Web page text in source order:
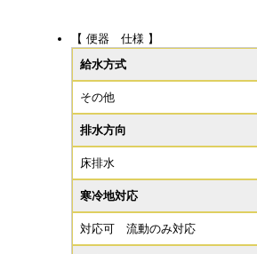
【 便器 仕様 】
給水方式
その他
排水方向
床排水
寒冷地対応
対応可 流動のみ対応